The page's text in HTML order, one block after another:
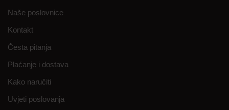
Naše poslovnice
Kontakt
Česta pitanja
Plaćanje i dostava
Kako naručiti
Uvjeti poslovanja